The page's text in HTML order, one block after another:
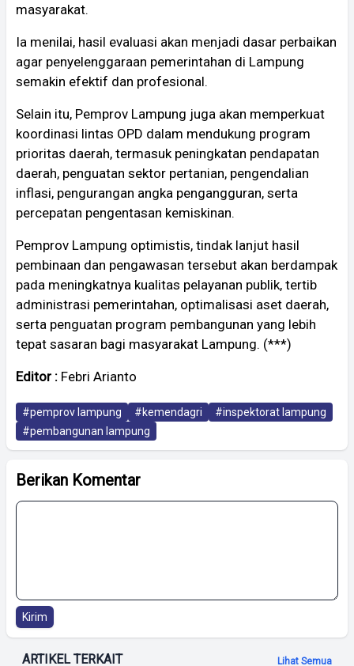
masyarakat.
Ia menilai, hasil evaluasi akan menjadi dasar perbaikan
agar penyelenggaraan pemerintahan di Lampung
semakin efektif dan profesional.
Selain itu, Pemprov Lampung juga akan memperkuat
koordinasi lintas OPD dalam mendukung program
prioritas daerah, termasuk peningkatan pendapatan
daerah, penguatan sektor pertanian, pengendalian
inflasi, pengurangan angka pengangguran, serta
percepatan pengentasan kemiskinan.
Pemprov Lampung optimistis, tindak lanjut hasil
pembinaan dan pengawasan tersebut akan berdampak
pada meningkatnya kualitas pelayanan publik, tertib
administrasi pemerintahan, optimalisasi aset daerah,
serta penguatan program pembangunan yang lebih
tepat sasaran bagi masyarakat Lampung. (***)
Editor : Febri Arianto
#pemprov lampung #kemendagri
#inspektorat lampung
#pembangunan lampung
Berikan Komentar
Kirim
ARTIKEL TERKAIT Lihat Semua